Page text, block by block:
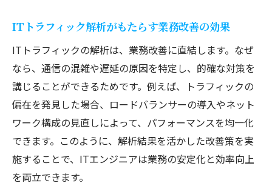
ITトラフィック解析がもたらす業務改善の効果
ITトラフィックの解析は、業務改善に直結します。なぜ
なら、通信の混雑や遅延の原因を特定し、的確な対策を
講じることができるためです。例えば、トラフィックの
偏在を発見した場合、ロードバランサーの導入やネット
ワーク構成の見直しによって、パフォーマンスを均一化
できます。このように、解析結果を活かした改善策を実
施することで、ITエンジニアは業務の安定化と効率向上
を両立できます。